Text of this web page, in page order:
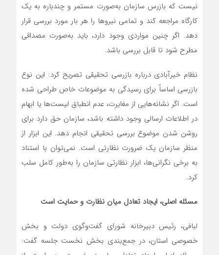
نیست که بازرس سازمان به‌صورت مستمر و چندباره به یک
کارگاه مراجعه کند و تمامی نیروها را هر بار مورد بررسی قرار
دهد. اگر چنین مواردی وجود دارد، باید به‌صورت مصداقی
مطرح شود تا قابل بررسی باشد.
نظام خیرآبادی درباره بازرسی تحقیقی تصریح کرد: این نوع
بازرسی اساساً برای رسیدگی به موضوعات خاص طراحی شده
است. اگر نشانه‌هایی از مغایرت، عدم انطباق لیست‌ها یا ابهام
در اطلاعات ارسالی وجود داشته باشد، سازمان حق دارد برای
روشن شدن موضوع بررسی تحقیقی انجام دهد. این ابزار از
منظر سازمان یک ضرورت نظارتی است. نمی‌توان با استناد
به برخی نگرانی‌ها، ابزار نظارتی سازمان را به‌طور کامل سلب
کرد.
مسئله اصلی، ایجاد تعادل میان نظارت و حمایت است
لبافی، رئیس دبیرخانه شورای گفت‌وگوی دولت و بخش
خصوصی استان، در جمع‌بندی بخش نخست جلسه گفت: